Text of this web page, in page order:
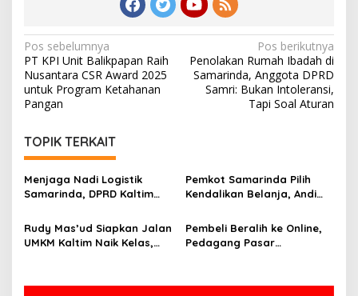
Navigasi
pos
Pos sebelumnya
PT KPI Unit Balikpapan Raih
Nusantara CSR Award 2025
untuk Program Ketahanan
Pangan
Pos berikutnya
Penolakan Rumah Ibadah di
Samarinda, Anggota DPRD
Samri: Bukan Intoleransi,
Tapi Soal Aturan
TOPIK TERKAIT
Menjaga Nadi Logistik
Samarinda, DPRD Kaltim
Mahulu
Pemkot Samarinda Pilih
Kendalikan Belanja, Andi
Penting daripada Berutang
Rudy Mas’ud Siapkan Jalan
UMKM Kaltim Naik Kelas,
Pembeli Beralih ke Online,
Pedagang Pasar